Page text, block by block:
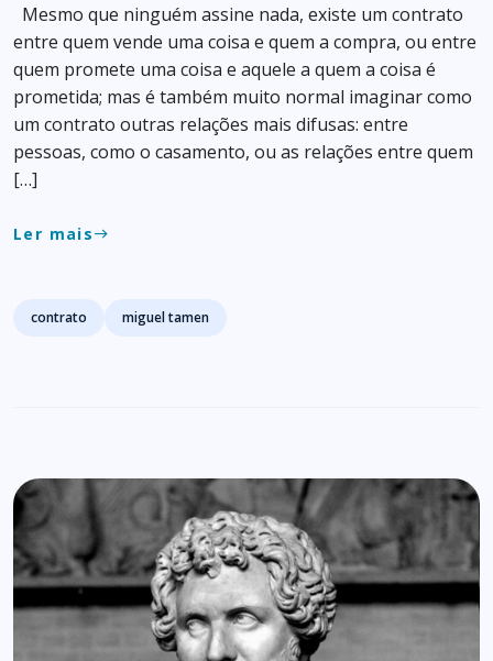
Mesmo que ninguém assine nada, existe um contrato
entre quem vende uma coisa e quem a compra, ou entre
quem promete uma coisa e aquele a quem a coisa é
prometida; mas é também muito normal imaginar como
um contrato outras relações mais difusas: entre
pessoas, como o casamento, ou as relações entre quem
[…]
Ler maiseast
Tags
contrato miguel tamen